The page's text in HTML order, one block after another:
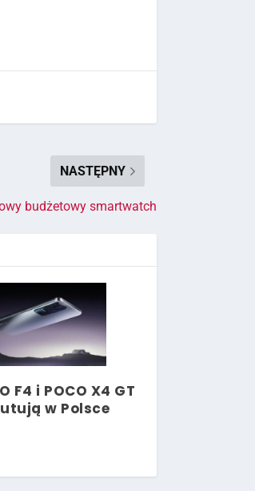
NASTĘPNY
budżetowy smartwatch
F4 i POCO X4 GT
w Polsce